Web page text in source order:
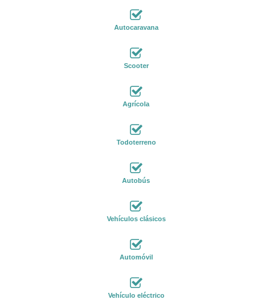
Autocaravana
Scooter
Agrícola
Todoterreno
Autobús
Vehículos clásicos
Automóvil
Vehículo eléctrico